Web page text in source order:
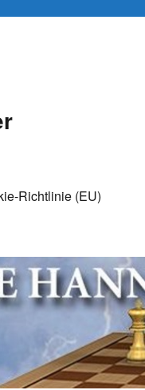
Richtlinie (EU)